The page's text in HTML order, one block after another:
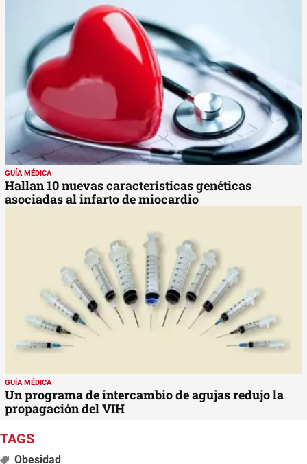
GUÍA MÉDICA
Hallan 10 nuevas características genéticas
asociadas al infarto de miocardio
GUÍA MÉDICA
Un programa de intercambio de agujas redujo la
propagación del VIH
Obesidad